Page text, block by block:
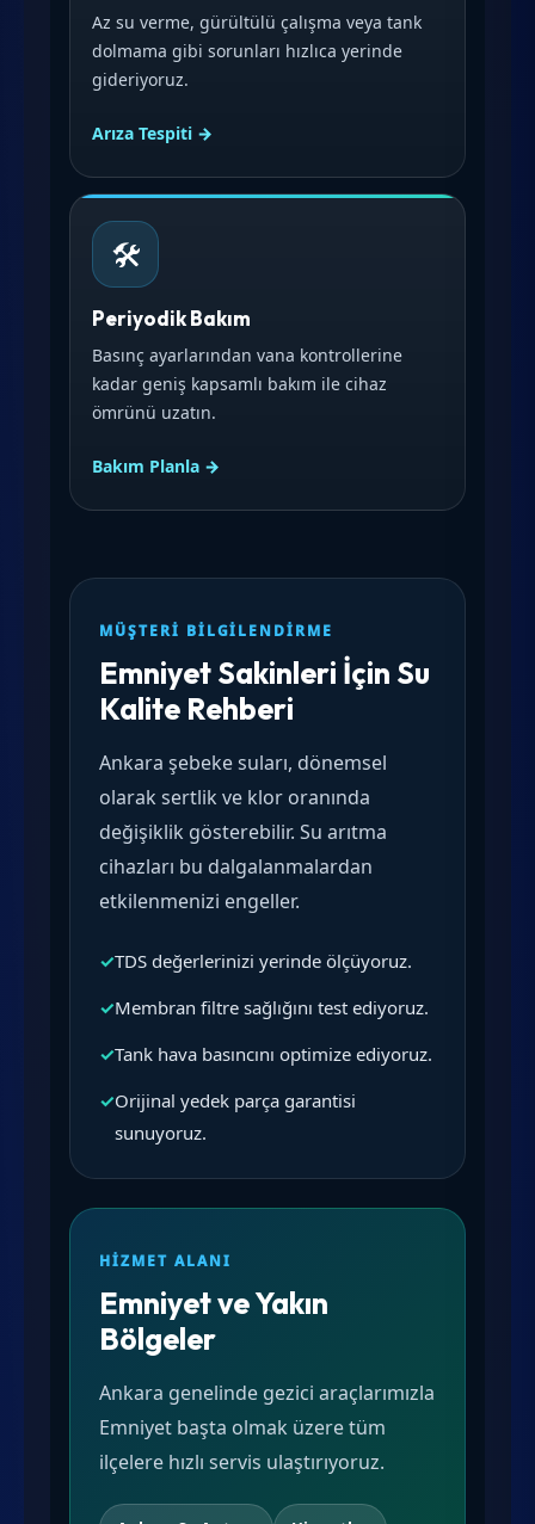
Az su verme, gürültülü çalışma veya tank
dolmama gibi sorunları hızlıca yerinde
gideriyoruz.
Arıza Tespiti →
🛠️
Periyodik Bakım
Basınç ayarlarından vana kontrollerine
kadar geniş kapsamlı bakım ile cihaz
ömrünü uzatın.
Bakım Planla →
MÜŞTERI BILGILENDIRME
Emniyet Sakinleri İçin Su
Kalite Rehberi
Ankara şebeke suları, dönemsel
olarak sertlik ve klor oranında
değişiklik gösterebilir. Su arıtma
cihazları bu dalgalanmalardan
etkilenmenizi engeller.
✓TDS değerlerinizi yerinde ölçüyoruz.
✓Membran filtre sağlığını test ediyoruz.
✓Tank hava basıncını optimize ediyoruz.
✓Orijinal yedek parça garantisi
sunuyoruz.
HIZMET ALANI
Emniyet ve Yakın
Bölgeler
Ankara genelinde gezici araçlarımızla
Emniyet başta olmak üzere tüm
ilçelere hızlı servis ulaştırıyoruz.